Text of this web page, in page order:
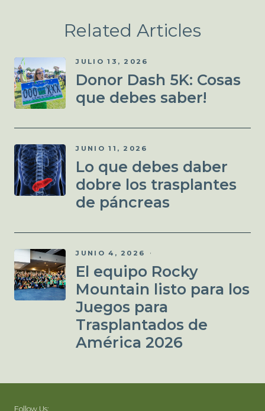
Related Articles
JULIO 13, 2026
Donor Dash 5K: Cosas
que debes saber!
JUNIO 11, 2026
Lo que debes daber
dobre los trasplantes
de páncreas
JUNIO 4, 2026
El equipo Rocky
Mountain listo para los
Juegos para
Trasplantados de
América 2026
Follow Us: